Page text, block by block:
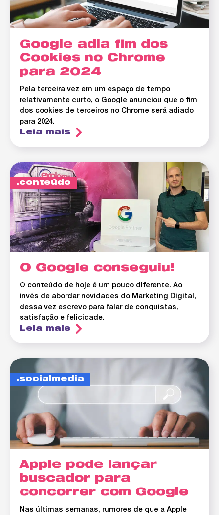
Google adia fim dos
Cookies no Chrome
para 2024
Pela terceira vez em um espaço de tempo
relativamente curto, o Google anunciou que o fim
dos cookies de terceiros no Chrome será adiado
para 2024.
Leia mais
conteúdo
O Google conseguiu!
O conteúdo de hoje é um pouco diferente. Ao
invés de abordar novidades do Marketing Digital,
dessa vez escrevo para falar de conquistas,
satisfação e felicidade.
Leia mais
socialmedia
Apple pode lançar
buscador para
concorrer com Google
Nas últimas semanas, rumores de que a Apple